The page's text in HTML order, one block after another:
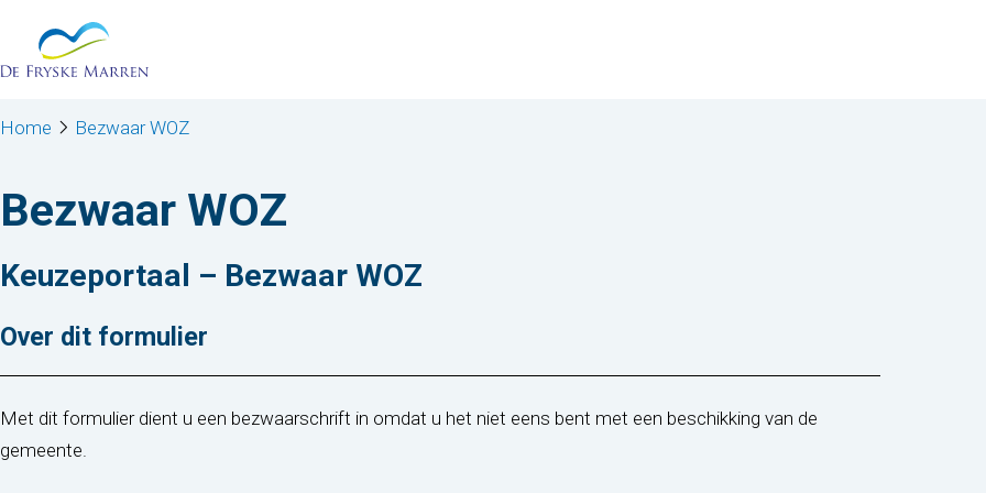
Ga naar de inhoud
Home Bezwaar WOZ
Bezwaar WOZ
Keuzeportaal – Bezwaar WOZ
Over dit formulier
Met dit formulier dient u een bezwaarschrift in omdat u het niet eens bent met een beschikking van de
gemeente.